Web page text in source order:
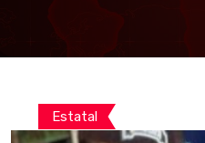
Estatal